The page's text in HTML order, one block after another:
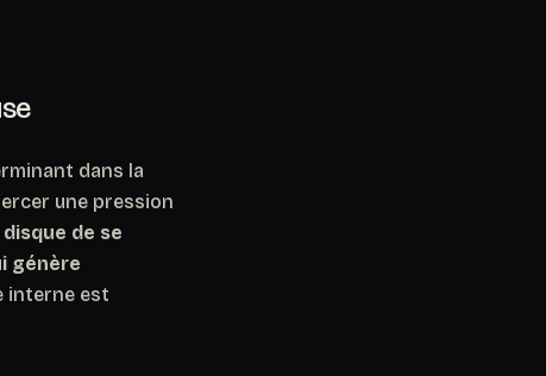
dans la
une pression
de se
génère
interne est